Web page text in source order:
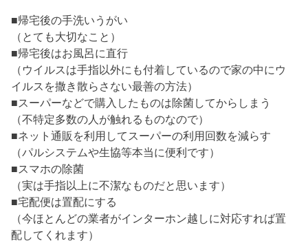
■帰宅後の手洗いうがい
（とても大切なこと）
■帰宅後はお風呂に直行
（ウイルスは手指以外にも付着しているので家の中にウ
イルスを撒き散らさない最善の方法）
■スーパーなどで購入したものは除菌してからしまう
（不特定多数の人が触れるものなので）
■ネット通販を利用してスーパーの利用回数を減らす
（パルシステムや生協等本当に便利です）
■スマホの除菌
（実は手指以上に不潔なものだと思います）
■宅配便は置配にする
（今ほとんどの業者がインターホン越しに対応すれば置
配してくれます）